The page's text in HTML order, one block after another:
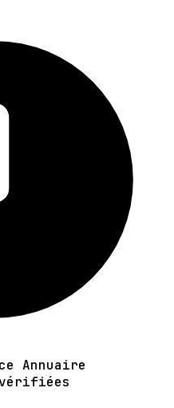
Annuaire
vérifiées